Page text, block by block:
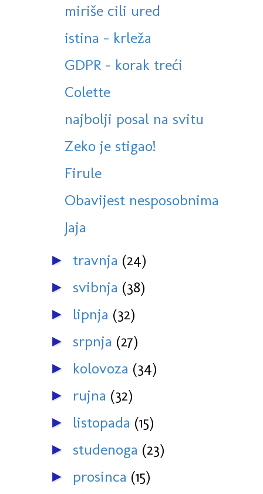
miriše cili ured
istina - krleža
GDPR - korak treći
Colette
najbolji posal na svitu
Zeko je stigao!
Firule
Obavijest nesposobnima
Jaja
► travnja (24)
► svibnja (38)
► lipnja (32)
► srpnja (27)
► kolovoza (34)
► rujna (32)
► listopada (15)
► studenoga (23)
► prosinca (15)